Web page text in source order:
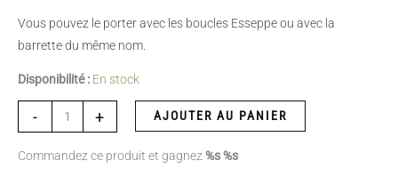
Vous pouvez le porter avec les boucles Esseppe ou avec la
barrette du même nom.
Disponibilité : En stock
- + AJOUTER AU PANIER
Commandez ce produit et gagnez %s %s